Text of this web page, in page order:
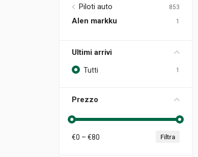
Piloti auto 853
Alen markku 1
Ultimi arrivi
Tutti 1
Prezzo
€0 – €80 Filtra